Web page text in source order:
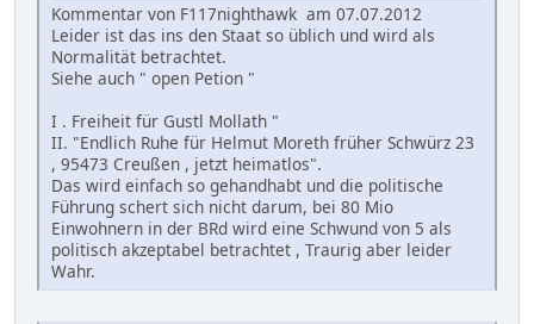
Kommentar von F117nighthawk am 07.07.2012
Leider ist das ins den Staat so üblich und wird als
Normalität betrachtet.
Siehe auch " open Petion "
I . Freiheit für Gustl Mollath "
II. "Endlich Ruhe für Helmut Moreth früher Schwürz 23
, 95473 Creußen , jetzt heimatlos".
Das wird einfach so gehandhabt und die politische
Führung schert sich nicht darum, bei 80 Mio
Einwohnern in der BRd wird eine Schwund von 5 als
politisch akzeptabel betrachtet , Traurig aber leider
Wahr.